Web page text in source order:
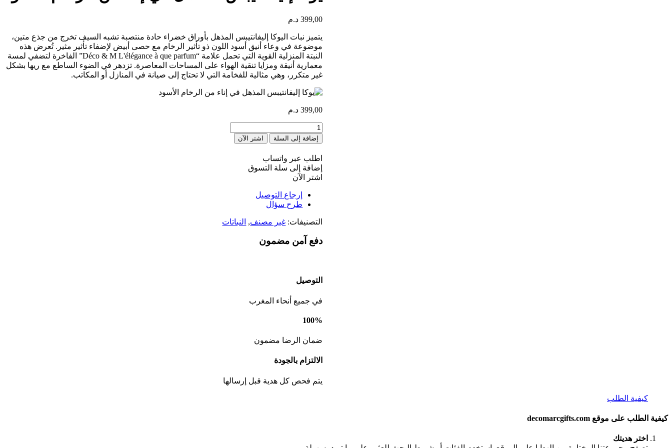
399,00 د.م
يتميز نبات اليوكا إليفانتيبس المذهل بأوراق خضراء حادة منتصبة تشبه السيف تخرج من جذع متين،
موضوعة في وعاء أنيق أسود اللون ذو تأثير الرخام مع حصى أبيض لإضفاء تأثير مثير. تُعرض هذه
النبتة المنزلية القوية التي تحمل علامة “Déco & M L'élégance à que parfum” الفاخرة لتضفي لمسة
معمارية أنيقة ومزايا تنقية الهواء على المساحات المعاصرة. تزدهر في الضوء الساطع مع ريها بشكل
غير متكرر، وهي مثالية للفخامة التي لا تحتاج إلى صيانة في المنازل أو المكاتب.
399,00 د.م
كمية
Striking
Yucca
elephantipes
in
Black
Marble
إضافة إلى السلة اشتر الآن
اطلب عبر واتساب
إضافة إلى سلة التسوق
اشتر الآن
إرجاع التوصيل
طرح سؤال
التصنيفات: غير مصنف, النباتات
دفع آمن مضمون
التوصيل
في جميع أنحاء المغرب
100%
ضمان الرضا مضمون
الالتزام بالجودة
يتم فحص كل هدية قبل إرسالها
كيفية الطلب
كيفية الطلب على موقع decomarcgifts.com
اختر هديتك